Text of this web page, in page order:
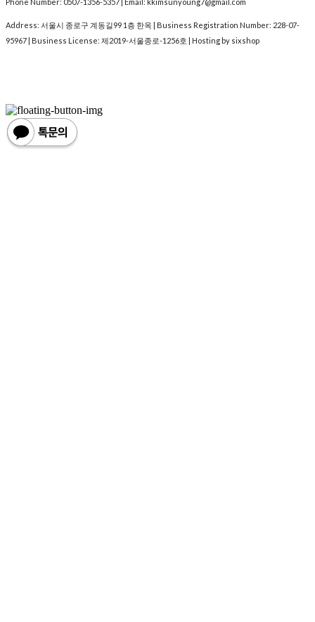
Phone Number: 0507-1356-5357 | Email: kkimsunyoung7@gmail.com
Address: 서울시 종로구 계동길99 1층 한옥 | Business Registration Number: 228-07-
95967 | Business License: 제2019-서울종로-1256호 | Hosting by sixshop